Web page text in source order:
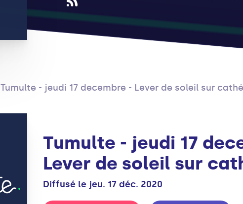
Tumulte - jeudi 17 decembre - Lever de soleil sur
Tumulte - jeudi 17
Lever de soleil sur
Diffusé le jeu. 17 déc. 2020